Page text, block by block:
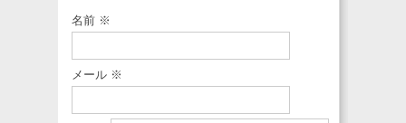
名前 ※
メール ※